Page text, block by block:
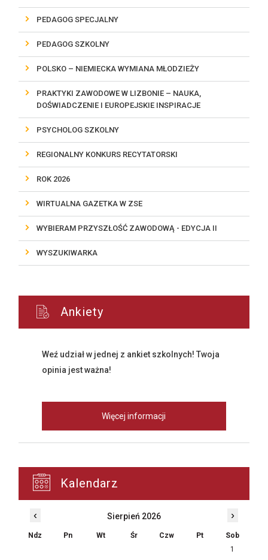
PEDAGOG SPECJALNY
PEDAGOG SZKOLNY
POLSKO – NIEMIECKA WYMIANA MŁODZIEŻY
PRAKTYKI ZAWODOWE W LIZBONIE – NAUKA,
DOŚWIADCZENIE I EUROPEJSKIE INSPIRACJE
PSYCHOLOG SZKOLNY
REGIONALNY KONKURS RECYTATORSKI
ROK 2026
WIRTUALNA GAZETKA W ZSE
WYBIERAM PRZYSZŁOŚĆ ZAWODOWĄ - EDYCJA II
WYSZUKIWARKA
Ankiety
Weź udział w jednej z ankiet szkolnych! Twoja
opinia jest ważna!
Więcej informacji
Kalendarz
‹ Sierpień 2026 ›
Ndz Pn Wt Śr Czw Pt
Sob
1